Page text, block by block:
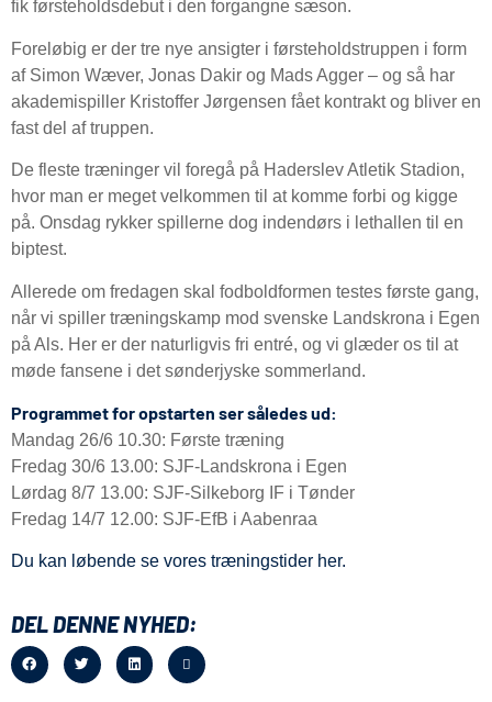
fik førsteholdsdebut i den forgangne sæson.
Foreløbig er der tre nye ansigter i førsteholdstruppen i form
af Simon Wæver, Jonas Dakir og Mads Agger – og så har
akademispiller Kristoffer Jørgensen fået kontrakt og bliver en
fast del af truppen.
De fleste træninger vil foregå på Haderslev Atletik Stadion,
hvor man er meget velkommen til at komme forbi og kigge
på. Onsdag rykker spillerne dog indendørs i lethallen til en
biptest.
Allerede om fredagen skal fodboldformen testes første gang,
når vi spiller træningskamp mod svenske Landskrona i Egen
på Als. Her er der naturligvis fri entré, og vi glæder os til at
møde fansene i det sønderjyske sommerland.
Programmet for opstarten ser således ud:
Mandag 26/6 10.30: Første træning
Fredag 30/6 13.00: SJF-Landskrona i Egen
Lørdag 8/7 13.00: SJF-Silkeborg IF i Tønder
Fredag 14/7 12.00: SJF-EfB i Aabenraa
Du kan løbende se vores træningstider her.
DEL DENNE NYHED: